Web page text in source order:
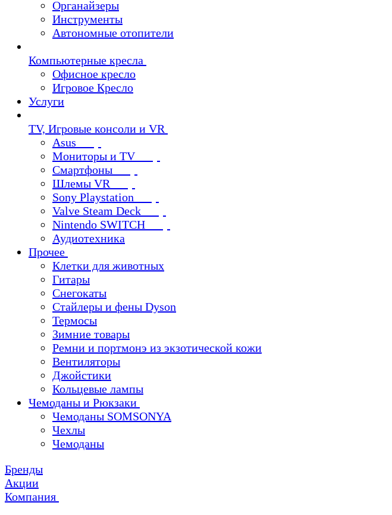
Органайзеры
Инструменты
Автономные отопители
Компьютерные кресла
Офисное кресло
Игровое Кресло
Услуги
TV, Игровые консоли и VR
Asus
Мониторы и TV
Смартфоны
Шлемы VR
Sony Playstation
Valve Steam Deck
Nintendo SWITCH
Аудиотехника
Прочее
Клетки для животных
Гитары
Снегокаты
Стайлеры и фены Dyson
Термосы
Зимние товары
Ремни и портмонэ из экзотической кожи
Вентиляторы
Джойстики
Кольцевые лампы
Чемоданы и Рюкзаки
Чемоданы SOMSONYA
Чехлы
Чемоданы
Бренды
Акции
Компания